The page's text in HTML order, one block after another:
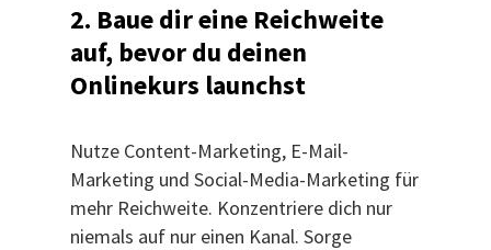
2. Baue dir eine Reichweite
auf, bevor du deinen
Onlinekurs launchst
Nutze Content-Marketing, E-Mail-
Marketing und Social-Media-Marketing für
mehr Reichweite. Konzentriere dich nur
niemals auf nur einen Kanal. Sorge